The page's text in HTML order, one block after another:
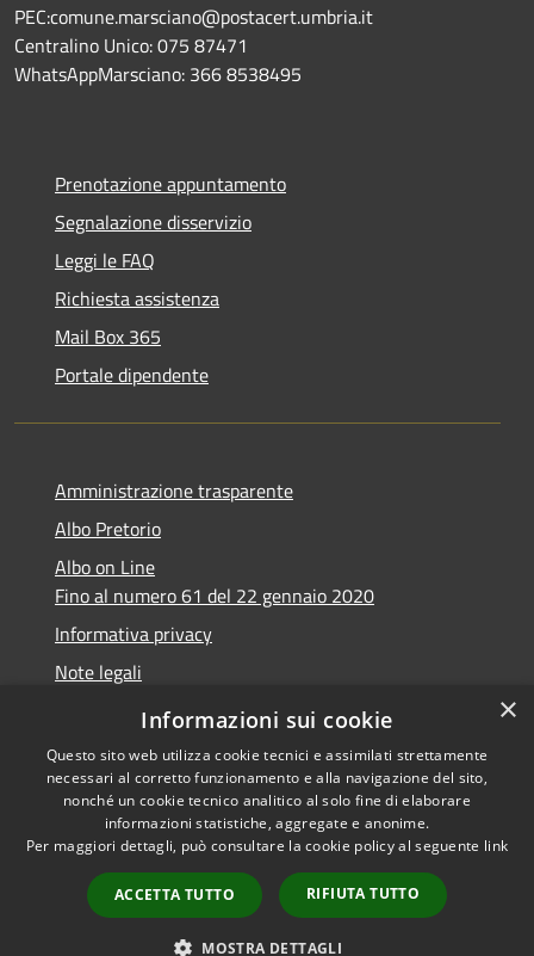
PEC:comune.marsciano@postacert.umbria.it
Centralino Unico: 075 87471
WhatsAppMarsciano: 366 8538495
Prenotazione appuntamento
Segnalazione disservizio
Leggi le FAQ
Richiesta assistenza
Mail Box 365
Portale dipendente
Amministrazione trasparente
Albo Pretorio
Albo on Line
Fino al numero 61 del 22 gennaio 2020
Informativa privacy
Note legali
Dichiarazione di accessibilità
Accessibilità
Copyright © 2026 • Comune di
Marsciano • Powered by
Municipium•
Accesso
redazione
×
Informazioni sui cookie
Questo sito web utilizza cookie tecnici e assimilati strettamente
necessari al corretto funzionamento e alla navigazione del sito,
nonché un cookie tecnico analitico al solo fine di elaborare
informazioni statistiche, aggregate e anonime.
Per maggiori dettagli, può consultare la cookie policy al seguente link
ACCETTA TUTTO RIFIUTA TUTTO
MOSTRA DETTAGLI